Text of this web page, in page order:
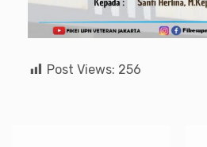
Post Views: 256